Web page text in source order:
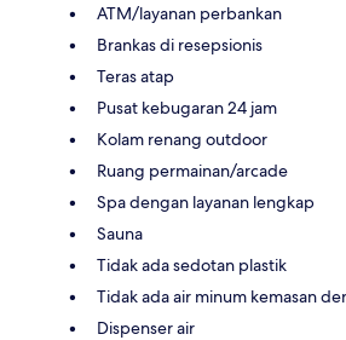
ATM/layanan perbankan
Brankas di resepsionis
Teras atap
Pusat kebugaran 24 jam
Kolam renang outdoor
Ruang permainan/arcade
Spa dengan layanan lengkap
Sauna
Tidak ada sedotan plastik
Tidak ada air minum kemasan
Dispenser air